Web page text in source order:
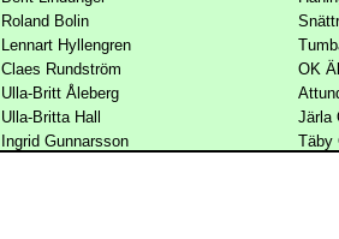
Roland Bolin
Lennart Hyllengren
Claes Rundström
OK
Ulla-Britt Åleberg
Ulla-Britta Hall
Järla
Ingrid Gunnarsson Täby